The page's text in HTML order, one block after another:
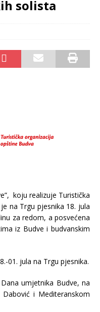
solista
koju realizuje Turistička
na Trgu pjesnika 18. jula
za redom, a posvećena
iz Budve i budvanskim
01. jula na Trgu pjesnika.
umjetnika Budve, na
i Mediteranskom